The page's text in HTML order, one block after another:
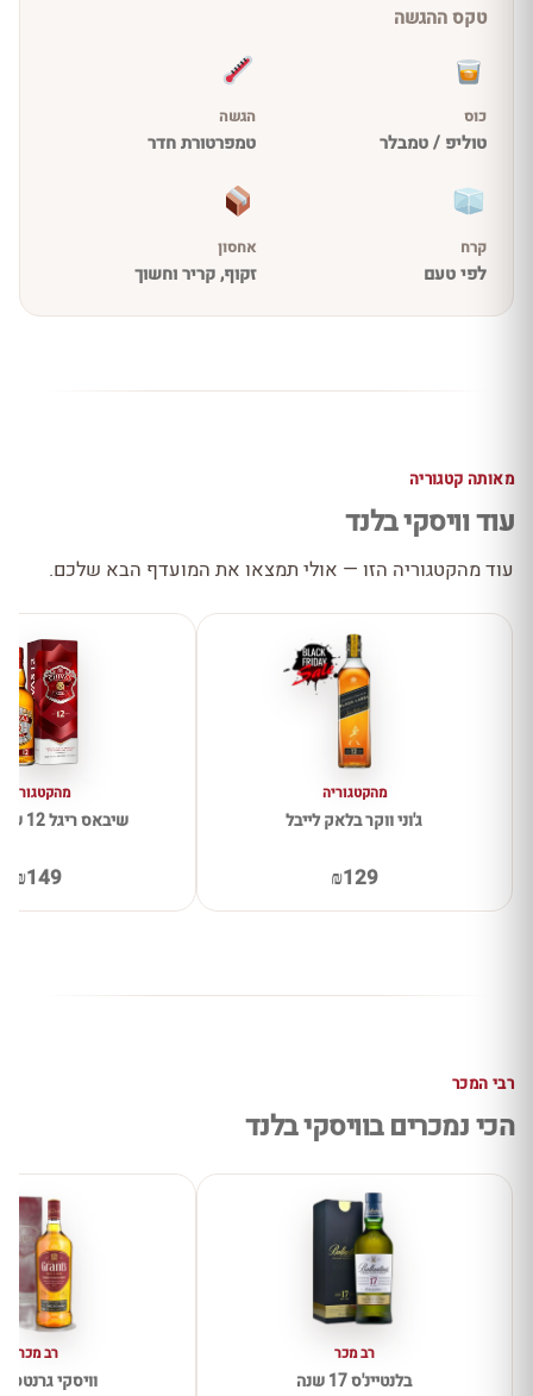
טקס ההגשה
כוס
טוליפ / טמבלר
הגשה
טמפרטורת חדר
קרח
לפי טעם
אחסון
זקוף, קריר וחשוך
מאותה קטגוריה
עוד וויסקי בלנד
עוד מהקטגוריה הזו — אולי תמצאו את המועדף הבא שלכם.
מהקטגוריה
ג'וני ווקר בלאק לייבל
₪129
מהקטגוריה
שיבאס ריגל 12 שנה 1 ליטר
₪149
רבי המכר
הכי נמכרים בוויסקי בלנד
רב מכר
בלנטיינ'ס 17 שנה
רב מכר
וויסקי גרנטס